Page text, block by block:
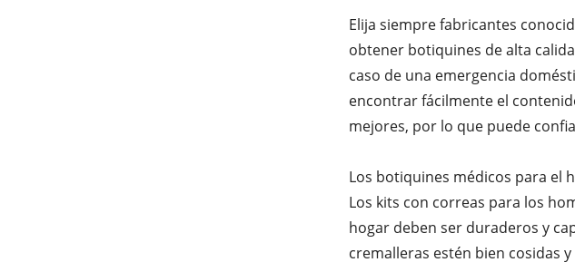
Elija siempre fabricantes
obtener botiquines de alta
caso de una emergencia
encontrar fácilmente el
mejores, por lo que puede
Los botiquines médicos para el
Los kits con correas para los
hogar deben ser duraderos y
cremalleras estén bien cosidas